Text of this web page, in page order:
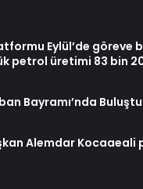
Eylül’de göreve
petrol üretimi 83 bin
Bayramı’nda Buluştu
Alemdar Kocaaeali